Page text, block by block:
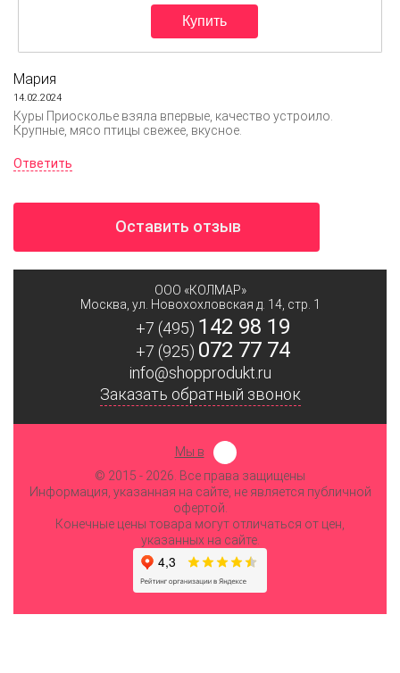
Мария
14.02.2024
Куры Приосколье взяла впервые, качество устроило.
Крупные, мясо птицы свежее, вкусное.
Ответить
Оставить отзыв
ООО «КОЛМАР»
Москва ул. Новохохловская д. 14, стр. 1
+7 (495) 142 98 19
+7 (925) 072 77 74
info@shopprodukt.ru
Заказать обратный звонок
Мы в
© 2015 - 2026. Все права защищены
Информация, указанная на сайте, не является публичной
офертой.
Конечные цены товара могут отличаться от цен,
указанных на сайте.